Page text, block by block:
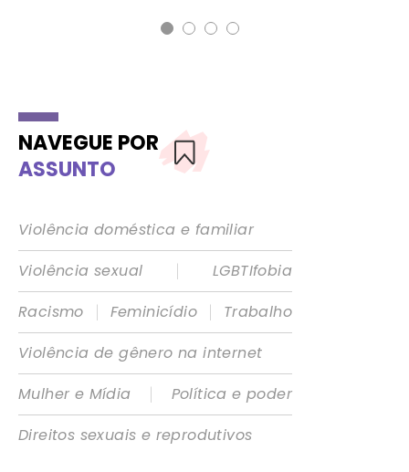
NAVEGUE POR
ASSUNTO
Violência doméstica e familiar
Violência sexual
|
LGBTIfobia
Racismo
| Feminicídio |
Trabalho
Violência de gênero na internet
Mulher e Mídia
|
Política e poder
Direitos sexuais e reprodutivos